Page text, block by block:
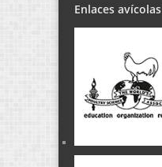
Enlaces avícolas